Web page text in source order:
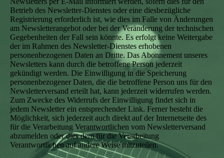
Betrieb des Newsletter-Dienstes oder eine diesbezügliche
Registrierung erforderlich ist, wie dies im Falle von Änderungen
am Newsletterangebot oder bei der Veränderung der technischen
Gegebenheiten der Fall sein könnte. Es erfolgt keine Weitergabe
der im Rahmen des Newsletter-Dienstes erhobenen
personenbezogenen Daten an Dritte. Das Abonnement unseres
Newsletters kann durch die betroffene Person jederzeit
gekündigt werden. Die Einwilligung in die Speicherung
personenbezogener Daten, die die betroffene Person uns für den
Newsletterversand erteilt hat, kann jederzeit widerrufen werden.
Zum Zwecke des Widerrufs der Einwilligung findet sich in
jedem Newsletter ein entsprechender Link. Ferner besteht die
Möglichkeit, sich jederzeit auch direkt auf der Internetseite des
für die Verarbeitung Verantwortlichen vom Newsletterversand
abzumelden oder dies dem für die Verarbeitung
Verantwortlichen auf andere Weise mitzuteilen.